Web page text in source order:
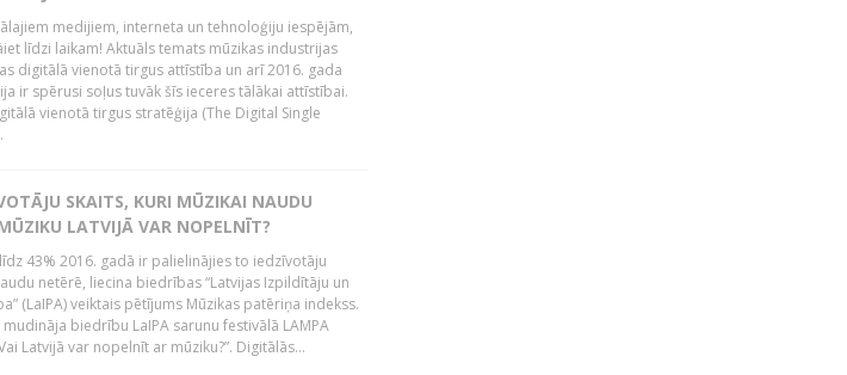
medijiem, interneta un tehnoloģiju iespējām,
līdzi laikam! Aktuāls temats mūzikas industrijas
digitālā vienotā tirgus attīstība un arī 2016. gada
ir spērusi soļus tuvāk šīs ieceres tālākai attīstībai.
vienotā tirgus stratēģija (The Digital Single
SKAITS, KURI MŪZIKAI NAUDU
LATVIJĀ VAR NOPELNĪT?
43% 2016. gadā ir palielinājies to iedzīvotāju
netērē, liecina biedrības “Latvijas Izpildītāju un
(LaIPA) veiktais pētījums Mūzikas patēriņa indekss.
biedrību LaIPA sarunu festivālā LAMPA
Latvijā var nopelnīt ar mūziku?”. Digitālās...